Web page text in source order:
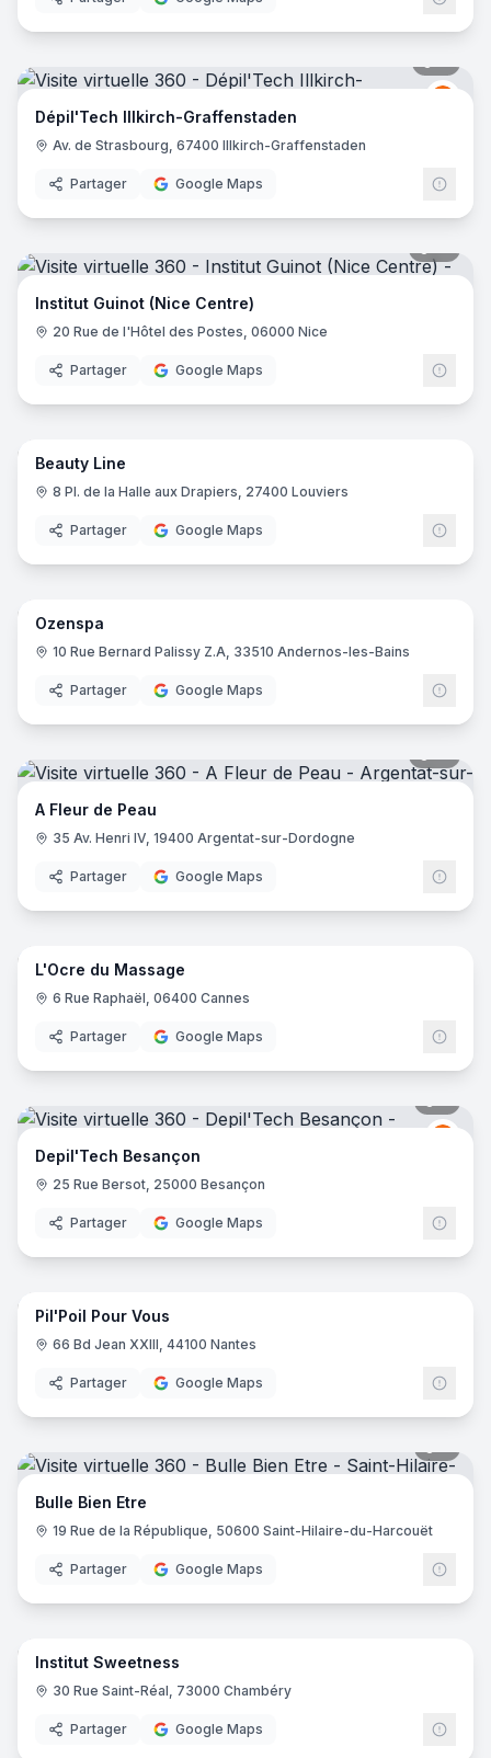
Dépil'Tech Illkirch-Graffenstaden
Av. de Strasbourg, 67400 Illkirch-Graffenstaden
Partager Google Maps
Institut Guinot (Nice Centre)
20 Rue de l'Hôtel des Postes, 06000 Nice
Partager Google Maps
15
Beauty Line
8 Pl. de la Halle aux Drapiers, 27400 Louviers
Partager Google Maps
12
Ozenspa
10 Rue Bernard Palissy Z.A, 33510 Andernos-les-Bains
Partager Google Maps
A Fleur de Peau
35 Av. Henri IV, 19400 Argentat-sur-Dordogne
Partager Google Maps
11
L'Ocre du Massage
6 Rue Raphaël, 06400 Cannes
Partager Google Maps
Depil'Tech Besançon
25 Rue Bersot, 25000 Besançon
Partager Google Maps
13
Pil'Poil Pour Vous
66 Bd Jean XXIII, 44100 Nantes
Partager Google Maps
Bulle Bien Etre
19 Rue de la République, 50600 Saint-Hilaire-du-Harcouët
Partager Google Maps
8
Institut Sweetness
30 Rue Saint-Réal, 73000 Chambéry
Partager Google Maps